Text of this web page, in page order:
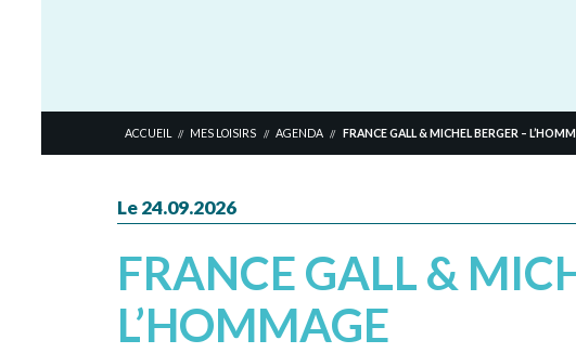
ACCUEIL // MES LOISIRS // AGENDA // FRANCE GALL & MICHEL BERGER –
Le 24.09.2026
FRANCE GALL &
L’HOMMAGE